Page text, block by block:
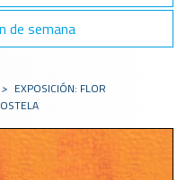
de semana
> EXPOSICIÓN: FLOR